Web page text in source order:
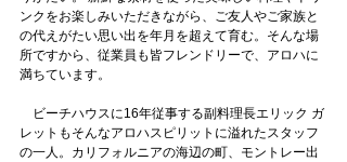
ンクをお楽しみいただきながら、ご友人やご家族と
の代えがたい思い出を年月を超えて育む。そんな場
所ですから、従業員も皆フレンドリーで、アロハに
満ちています。
ビーチハウスに16年従事する副料理長エリック ガ
レットもそんなアロハスピリットに溢れたスタッフ
の一人。カリフォルニアの海辺の町、モントレー出